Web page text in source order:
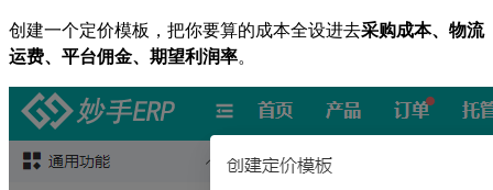
创建一个定价模板，把你要算的成本全设进去采购成本、物流
运费、平台佣金、期望利润率。